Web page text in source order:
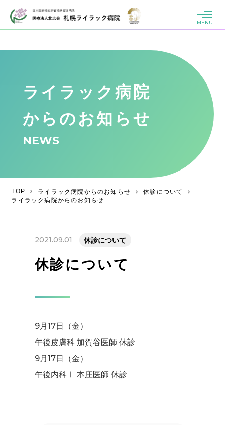
MENU
ライラック病院
からのお知らせ
NEWS
TOP ライラック病院からのお知らせ
休診について
ライラック病院からのお知らせ
2021.09.01 休診について
休診について
9月17日（金）
午後皮膚科 加賀谷医師 休診
9月17日（金）
午後内科Ⅰ 本庄医師 休診